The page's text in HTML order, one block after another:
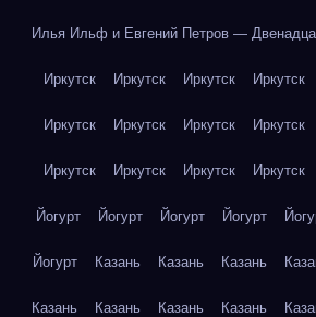
Илья Ильф и Евгений Петров —
Иркутск Иркутск Иркутск Иркутск
Иркутск Иркутск Иркутск Иркутск
Иркутск Иркутск Иркутск Иркутск
Йогурт Йогурт Йогурт Йогурт
Йогурт Казань Казань Казань
Казань Казань Казань Казань